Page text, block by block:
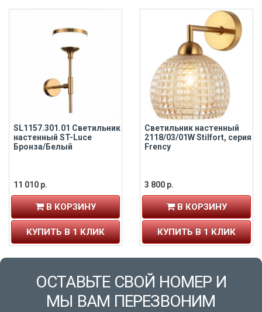
SL1157.301.01 Светильник
настенный ST-Luce
Бронза/Белый
11 010 р.
В КОРЗИНУ
КУПИТЬ В 1 КЛИК
Светильник настенный
2118/03/01W Stilfort, серия
Frency
3 800 р.
В КОРЗИНУ
КУПИТЬ В 1 КЛИК
ОСТАВЬТЕ СВОЙ НОМЕР И
МЫ ВАМ ПЕРЕЗВОНИМ